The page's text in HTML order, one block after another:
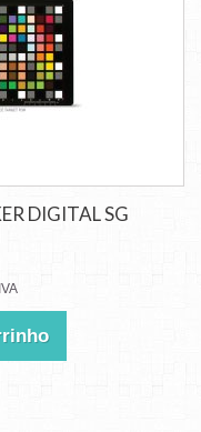
DIGITAL SG